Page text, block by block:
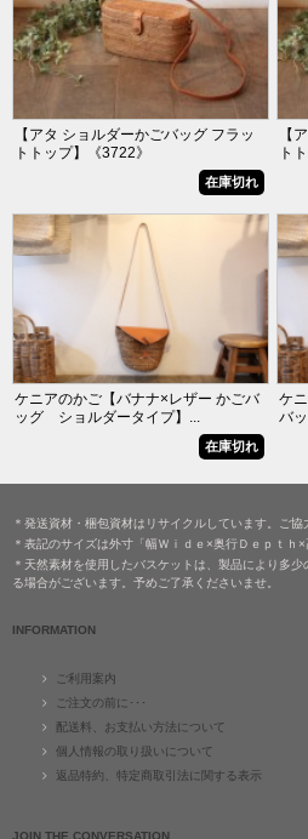
【アタ ショルダーかごバッグ フラッ
トトップ】《3722》
在庫切れ
【
ト
ケニアのかご【バナナ×レザー かごバ
ッグ ショルダータイプ】...
在庫切れ
ケ
バ
＊発送資材・梱包資材はリサイクルしています。ご協
＊表記のサイズは外寸「幅Ｗｉｄｅ×奥行Ｄｅｐｔｈ
＊天然素材を使用したバスケットは、製品により多
る場合がございます。予めご了承くださいませ。
INFORMATION
ご利用案内
ご注文の前に･･･
配送料、お支払い方法について
個人情報の取り扱いについて
返品特約、特定商取引法に関する表示
JOIN THE CONVERSATION